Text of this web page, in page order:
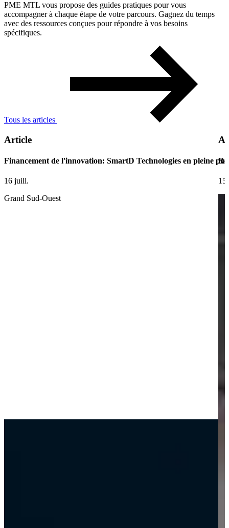
PME MTL vous propose des guides pratiques pour vous
accompagner à chaque étape de votre parcours. Gagnez du temps
avec des ressources conçues pour répondre à vos besoins
spécifiques.
Tous les articles
Article
Financement de l'innovation: SmartD Technologies en pleine
16 juill.
Grand Sud-Ouest
15